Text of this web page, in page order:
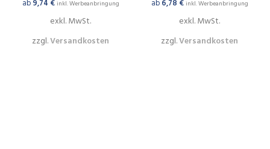
ab 9,74 € inkl. Werbeanbringung
exkl. MwSt.
zzgl.Versandkosten
ab 6,78 € inkl. Werbeanbringung
exkl. MwSt.
zzgl.Versandkosten